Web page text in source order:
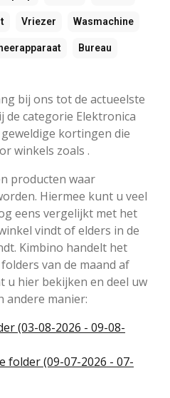
Vriezer Wasmachine
Bureau
bij ons tot de actueelste
de categorie Elektronica
kortingen die
winkels zoals .
producten waar
Hiermee kunt u veel
eens vergelijkt met het
vindt of elders in de
Kimbino handelt het
van de maand af
u hier bekijken en deel uw
andere manier:
(03-08-2026 - 09-08-
folder (09-07-2026 - 07-